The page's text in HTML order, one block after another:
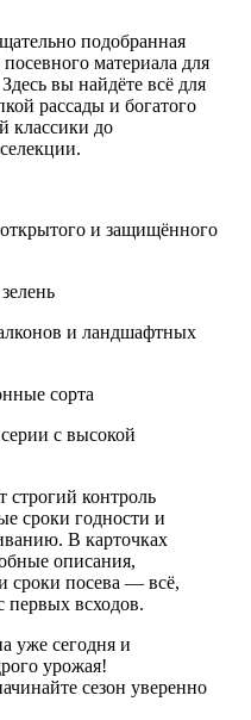
подобранная
материала для
вы найдёте всё для
рассады и богатого
классики до
и защищённого
и ландшафтных
сорта
с высокой
строгий контроль
сроки годности и
В карточках
описания,
сроки посева — всё,
первых всходов.
уже сегодня и
урожая!
сезон уверенно